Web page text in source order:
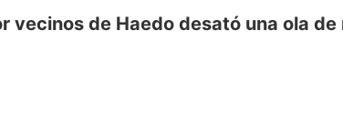
vecinos de Haedo desató una ola de